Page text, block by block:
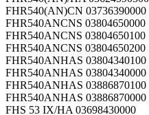
FHR540(AN)CN 03736390000
FHR540ANCNS 03804650000
FHR540ANCNS 03804650100
FHR540ANCNS 03804650200
FHR540ANHAS 03804340100
FHR540ANHAS 03804340000
FHR540ANHAS 03886870100
FHR540ANHAS 03886870000
FHS 53 IX/HA 03698430000